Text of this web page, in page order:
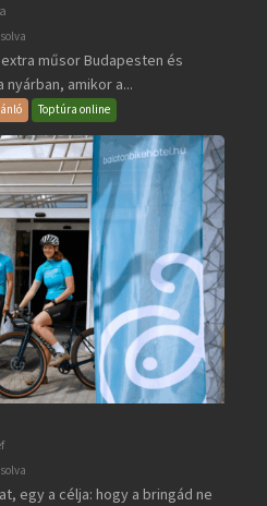
műsor Budapesten és
amikor a...
Toptúra online
egy a célja: hogy a bringád ne